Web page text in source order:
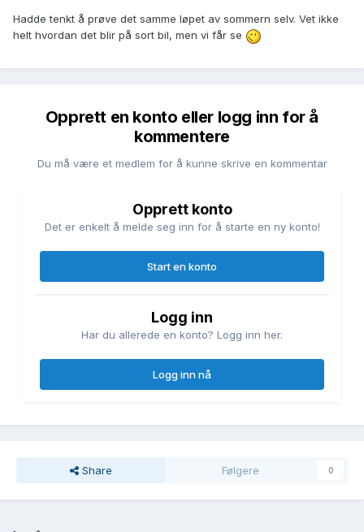
Hadde tenkt å prøve det samme løpet av sommern selv. Vet ikke
helt hvordan det blir på sort bil, men vi får se
Opprett en konto eller logg inn for å
kommentere
Du må være et medlem for å kunne skrive en kommentar
Opprett konto
Det er enkelt å melde seg inn for å starte en ny konto!
Start en konto
Logg inn
Har du allerede en konto? Logg inn her.
Logg inn nå
Share Følgere 0